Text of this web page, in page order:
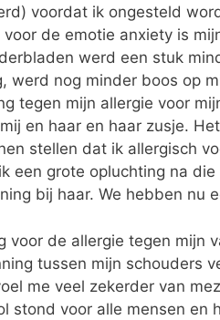
voordat ik ongesteld
de emotie anxiety is
werd een stuk
werd nog minder boos op
tegen mijn allergie voor
en haar en haar zusje.
stellen dat ik allergisch
een grote opluchting na
bij haar. We hebben nu
voor de allergie tegen mijn
tussen mijn schouders
me veel zekerder van
stond voor alle mensen en